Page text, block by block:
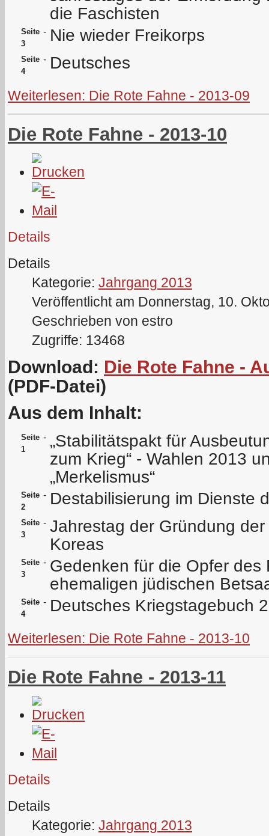
die Faschisten
Seite
3
- Nie wieder Freikorps
Seite
4
- Deutsches
Weiterlesen: Die Rote Fahne - 2013-09
Die Rote Fahne - 2013-10
Details
Details
Kategorie: Jahrgang 2013
Veröffentlicht am Donnerstag, 10.
Geschrieben von estro
Zugriffe: 13468
Download: Die Rote Fahne -
(PDF-Datei)
Aus dem Inhalt:
Seite
1
- „Stabilitätspakt für
zum Krieg“ - Wahlen 2013
„Merkelismus“
Seite
2
- Destabilisierung im Dienste
Seite
3
- Jahrestag der Gründung
Koreas
Seite
3
- Gedenken für die Opfer des
ehemaligen jüdischen
Seite
4
- Deutsches Kriegstagebuch
Weiterlesen: Die Rote Fahne - 2013-10
Die Rote Fahne - 2013-11
Details
Details
Kategorie: Jahrgang 2013